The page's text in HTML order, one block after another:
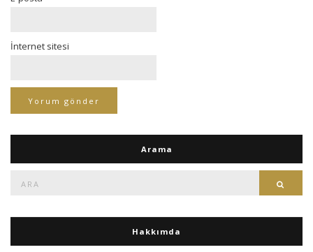
İnternet sitesi
Arama
Hakkımda